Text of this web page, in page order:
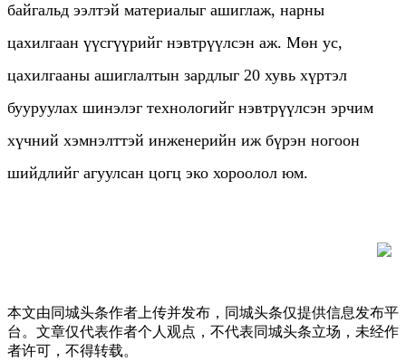
байгальд ээлтэй материалыг ашиглаж, нарны
цахилгаан үүсгүүрийг нэвтрүүлсэн аж. Мөн ус,
цахилгааны ашиглалтын зардлыг 20 хувь хүртэл
бууруулах шинэлэг технологийг нэвтрүүлсэн эрчим
хүчний хэмнэлттэй инженерийн иж бүрэн ногоон
шийдлийг агуулсан цогц эко хороолол юм.
本文由同城头条作者上传并发布，同城头条仅提供信息发布平
台。文章仅代表作者个人观点，不代表同城头条立场，未经作
者许可，不得转载。